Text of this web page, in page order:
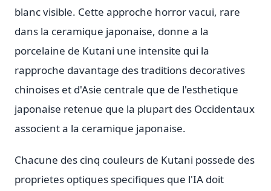
blanc visible. Cette approche horror vacui, rare
dans la ceramique japonaise, donne a la
porcelaine de Kutani une intensite qui la
rapproche davantage des traditions decoratives
chinoises et d'Asie centrale que de l'esthetique
japonaise retenue que la plupart des Occidentaux
associent a la ceramique japonaise.
Chacune des cinq couleurs de Kutani possede des
proprietes optiques specifiques que l'IA doit